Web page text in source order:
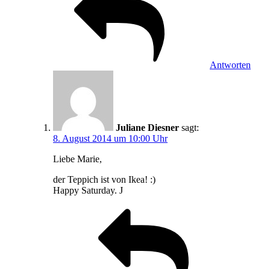
Antworten
Juliane Diesner sagt:
8. August 2014 um 10:00 Uhr
Liebe Marie,
der Teppich ist von Ikea! :)
Happy Saturday. J